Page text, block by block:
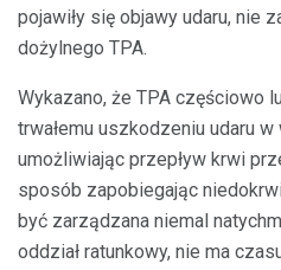
pojawiły się objawy udaru, nie
dożylnego TPA.
Wykazano, że TPA częściowo
trwałemu uszkodzeniu udaru
umożliwiając przepływ krwi
sposób zapobiegając
być zarządzana niemal
oddział ratunkowy, nie ma